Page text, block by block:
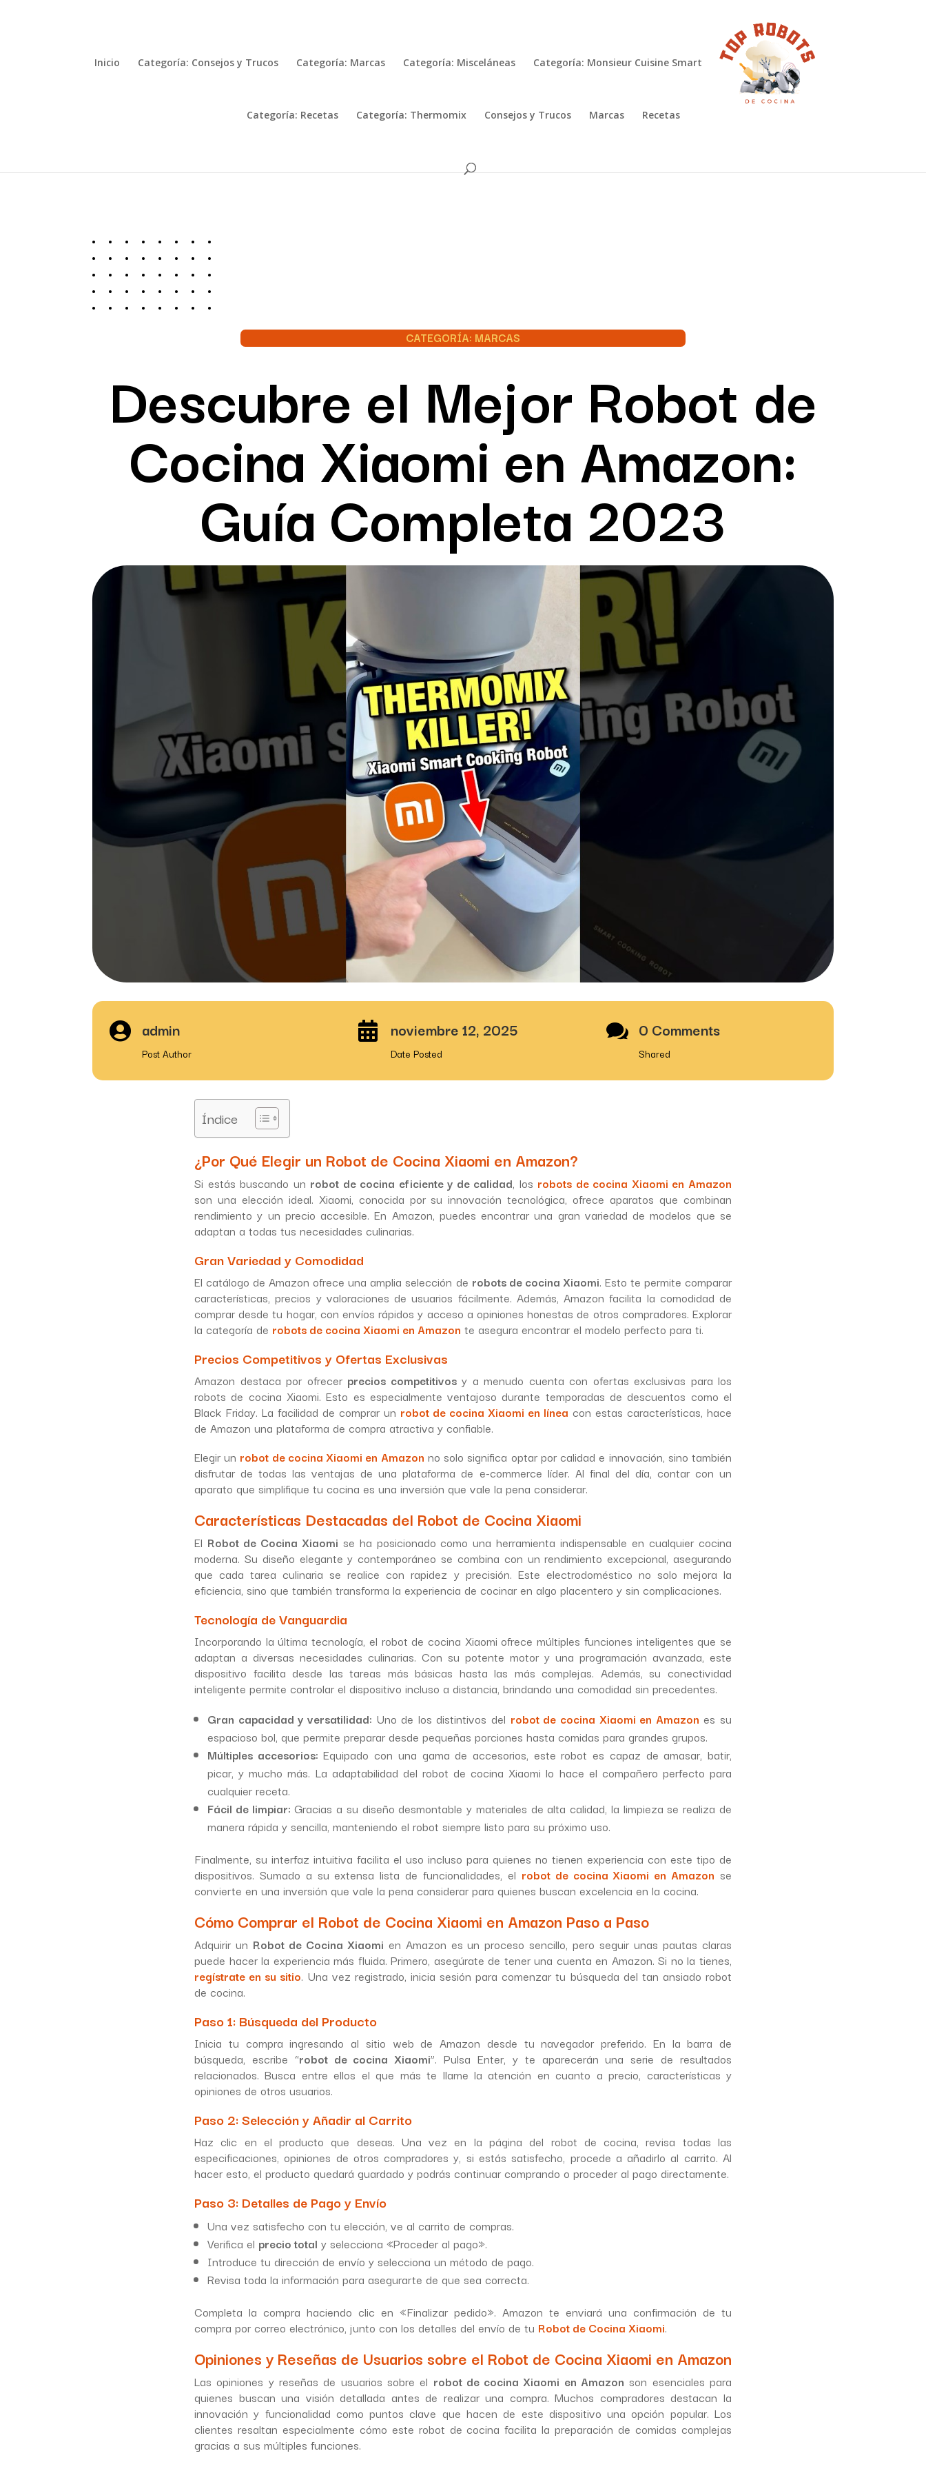
Inicio Categoría: Consejos y Trucos Categoría: Marcas Categoría: Misceláneas Categoría: Monsieur Cuisine Smart
Categoría: Recetas Categoría: Thermomix Consejos y Trucos Marcas Recetas
CATEGORÍA: MARCAS
Descubre el Mejor Robot de
Cocina Xiaomi en Amazon:
Guía Completa 2023
 admin
Post Author
 noviembre 12, 2025
Date Posted
 0 Comments
Shared
Índice
¿Por Qué Elegir un Robot de Cocina Xiaomi en Amazon?
Si estás buscando un robot de cocina eficiente y de calidad, los robots de cocina Xiaomi en Amazon
son una elección ideal. Xiaomi, conocida por su innovación tecnológica, ofrece aparatos que combinan
rendimiento y un precio accesible. En Amazon, puedes encontrar una gran variedad de modelos que se
adaptan a todas tus necesidades culinarias.
Gran Variedad y Comodidad
El catálogo de Amazon ofrece una amplia selección de robots de cocina Xiaomi. Esto te permite comparar
características, precios y valoraciones de usuarios fácilmente. Además, Amazon facilita la comodidad de
comprar desde tu hogar, con envíos rápidos y acceso a opiniones honestas de otros compradores. Explorar
la categoría de robots de cocina Xiaomi en Amazon te asegura encontrar el modelo perfecto para ti.
Precios Competitivos y Ofertas Exclusivas
Amazon destaca por ofrecer precios competitivosy a menudo cuenta con ofertas exclusivas para los
robots de cocina Xiaomi. Esto es especialmente ventajoso durante temporadas de descuentos como el
Black Friday. La facilidad de comprar un robot de cocina Xiaomi en línea con estas características, hace
de Amazon una plataforma de compra atractiva y confiable.
Elegir un robot de cocina Xiaomi en Amazon no solo significa optar por calidad e innovación, sino también
disfrutar de todas las ventajas de una plataforma de e-commerce líder. Al final del día, contar con un
aparato que simplifique tu cocina es una inversión que vale la pena considerar.
Características Destacadas del Robot de Cocina Xiaomi
El Robot de Cocina Xiaomi se ha posicionado como una herramienta indispensable en cualquier cocina
moderna. Su diseño elegante y contemporáneo se combina con un rendimiento excepcional, asegurando
que cada tarea culinaria se realice con rapidez y precisión. Este electrodoméstico no solo mejora la
eficiencia, sino que también transforma la experiencia de cocinar en algo placentero y sin complicaciones.
Tecnología de Vanguardia
Incorporando la última tecnología, el robot de cocina Xiaomi ofrece múltiples funciones inteligentes que se
adaptan a diversas necesidades culinarias. Con su potente motor y una programación avanzada, este
dispositivo facilita desde las tareas más básicas hasta las más complejas. Además, su conectividad
inteligente permite controlar el dispositivo incluso a distancia, brindando una comodidad sin precedentes.
Gran capacidad y versatilidad: Uno de los distintivos del robot de cocina Xiaomi en Amazon es su
espacioso bol, que permite preparar desde pequeñas porciones hasta comidas para grandes grupos.
Múltiples accesorios: Equipado con una gama de accesorios, este robot es capaz de amasar, batir,
picar, y mucho más. La adaptabilidad del robot de cocina Xiaomi lo hace el compañero perfecto para
cualquier receta.
Fácil de limpiar: Gracias a su diseño desmontable y materiales de alta calidad, la limpieza se realiza de
manera rápida y sencilla, manteniendo el robot siempre listo para su próximo uso.
Finalmente, su interfaz intuitiva facilita el uso incluso para quienes no tienen experiencia con este tipo de
dispositivos. Sumado a su extensa lista de funcionalidades, el robot de cocina Xiaomi en Amazon se
convierte en una inversión que vale la pena considerar para quienes buscan excelencia en la cocina.
Cómo Comprar el Robot de Cocina Xiaomi en Amazon Paso a Paso
Adquirir un Robot de Cocina Xiaomi en Amazon es un proceso sencillo, pero seguir unas pautas claras
puede hacer la experiencia más fluida. Primero, asegúrate de tener una cuenta en Amazon. Si no la tienes,
regístrate en su sitio. Una vez registrado, inicia sesión para comenzar tu búsqueda del tan ansiado robot
de cocina.
Paso 1: Búsqueda del Producto
Inicia tu compra ingresando al sitio web de Amazon desde tu navegador preferido. En la barra de
búsqueda, escribe “robot de cocina Xiaomi”. Pulsa Enter, y te aparecerán una serie de resultados
relacionados. Busca entre ellos el que más te llame la atención en cuanto a precio, características y
opiniones de otros usuarios.
Paso 2: Selección y Añadir al Carrito
Haz clic en el producto que deseas. Una vez en la página del robot de cocina, revisa todas las
especificaciones, opiniones de otros compradores y, si estás satisfecho, procede a añadirlo al carrito. Al
hacer esto, el producto quedará guardado y podrás continuar comprando o proceder al pago directamente.
Paso 3: Detalles de Pago y Envío
Una vez satisfecho con tu elección, ve al carrito de compras.
Verifica el precio total y selecciona «Proceder al pago».
Introduce tu dirección de envío y selecciona un método de pago.
Revisa toda la información para asegurarte de que sea correcta.
Completa la compra haciendo clic en «Finalizar pedido». Amazon te enviará una confirmación de tu
compra por correo electrónico, junto con los detalles del envío de tu Robot de Cocina Xiaomi.
Opiniones y Reseñas de Usuarios sobre el Robot de Cocina Xiaomi en Amazon
Las opiniones y reseñas de usuarios sobre el robot de cocina Xiaomi en Amazon son esenciales para
quienes buscan una visión detallada antes de realizar una compra. Muchos compradores destacan la
innovación y funcionalidad como puntos clave que hacen de este dispositivo una opción popular. Los
clientes resaltan especialmente cómo este robot de cocina facilita la preparación de comidas complejas
gracias a sus múltiples funciones.